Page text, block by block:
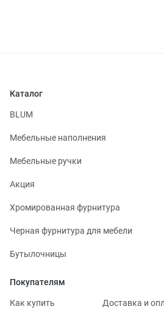
Каталог
BLUM
Мебельные наполнения
Мебельные ручки
Акция
Хромированная фурнитура
Черная фурнитура для мебели
Бутылочницы
Покупателям
Как купить Доставка и